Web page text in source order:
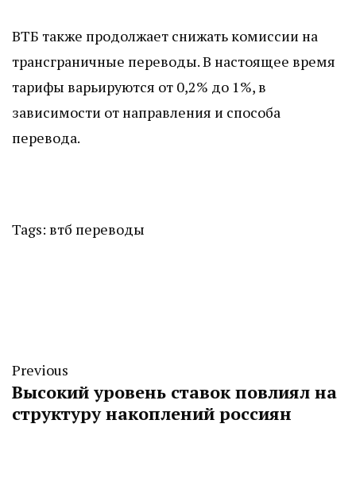
ВТБ также продолжает снижать комиссии на
трансграничные переводы. В настоящее время
тарифы варьируются от 0,2% до 1%, в
зависимости от направления и способа
перевода.
Tags: втб переводы
Previous
Высокий уровень ставок повлиял на
структуру накоплений россиян